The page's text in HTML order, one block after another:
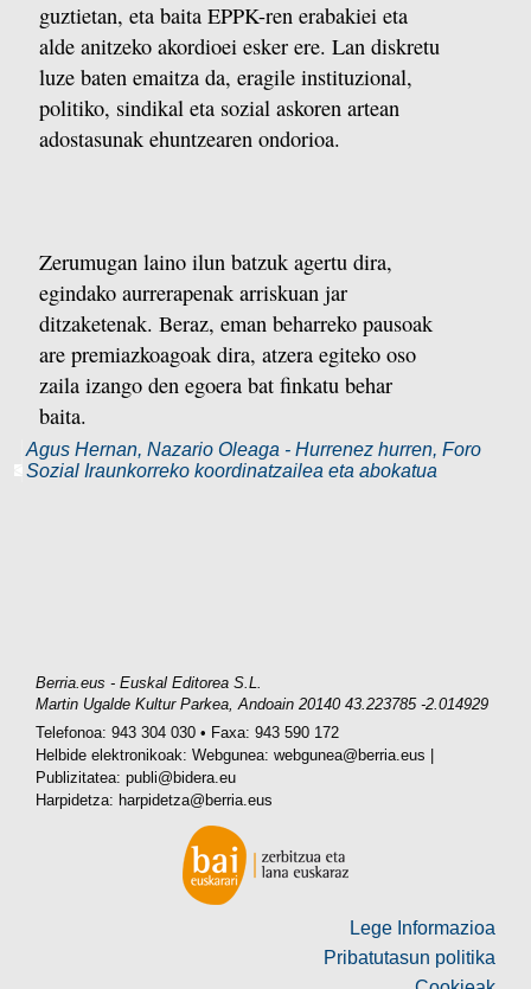
guztietan, eta baita EPPK-ren erabakiei eta
alde anitzeko akordioei esker ere. Lan diskretu
luze baten emaitza da, eragile instituzional,
politiko, sindikal eta sozial askoren artean
adostasunak ehuntzearen ondorioa.
Zerumugan laino ilun batzuk agertu dira,
egindako aurrerapenak arriskuan jar
ditzaketenak. Beraz, eman beharreko pausoak
are premiazkoagoak dira, atzera egiteko oso
zaila izango den egoera bat finkatu behar
baita.
Agus Hernan, Nazario Oleaga - Hurrenez hurren, Foro
Sozial Iraunkorreko koordinatzailea eta abokatua
Berria.eus - Euskal Editorea S.L.
Martin Ugalde Kultur Parkea,Andoain 20140 43.223785 -2.014929
Telefonoa: 943 304 030 • Faxa: 943 590 172
Helbide elektronikoak: Webgunea: webgunea@berria.eus
Publizitatea: publi@bidera.eu
Harpidetza: harpidetza@berria.eus
Lege Informazioa
Pribatutasun politika